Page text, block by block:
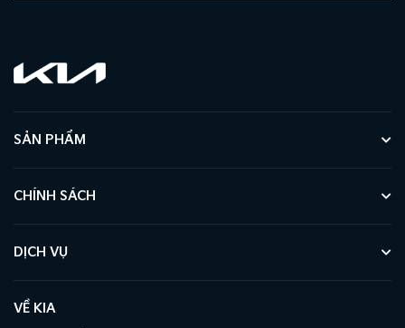
SẢN PHẨM
CHÍNH SÁCH
DỊCH VỤ
VỀ KIA